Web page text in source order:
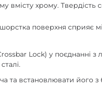
хрому. Твердість
поверхня сприяє
Lock) у поєднанні
та встановлювати його з